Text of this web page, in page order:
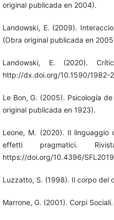
original publicada en 2004).
Landowski, E. (2009).
(Obra original publicada en
Landowski, E. (2020).
http://dx.doi.org/10.1590/1982-
Le Bon, G. (2005). Psicología
original publicada en 1923).
Leone, M. (2020). Il linguaggio
effetti pragmatici.
https://doi.org/10.4396/
Luzzatto, S. (1998). Il corpo del
Marrone, G. (2001). Corpi